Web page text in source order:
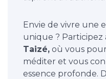
Envie de vivre une
unique ? Participez
Taizé, où vous
méditer et vous
essence profonde.